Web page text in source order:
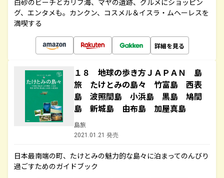
白砂のビーチとカリブ海、マヤの遺跡、グルメにショッピン
グ、エンタメも。カンクン、コスメル＆イスラ・ムヘーレスを
満喫する
詳細を見る
１８ 地球の歩き方ＪＡＰＡＮ 島
旅 たけとみの島々 竹富島 西表
島 波照間島 小浜島 黒島 鳩間
島 新城島 由布島 加屋真島
島旅
2021.01.21 発売
日本最南端の町、たけとみの魅力的な島々に泊まってのんびり
過ごすためのガイドブック